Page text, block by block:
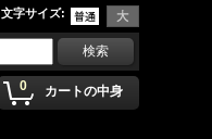
文字サイズ:
0 カートの中身